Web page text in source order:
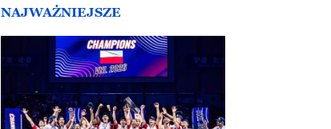
NAJWAŻNIEJSZE